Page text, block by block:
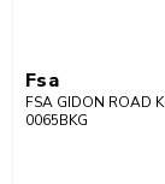
Fsa
FSA GIDON ROAD
0065BKG